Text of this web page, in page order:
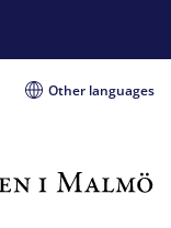
Other languages